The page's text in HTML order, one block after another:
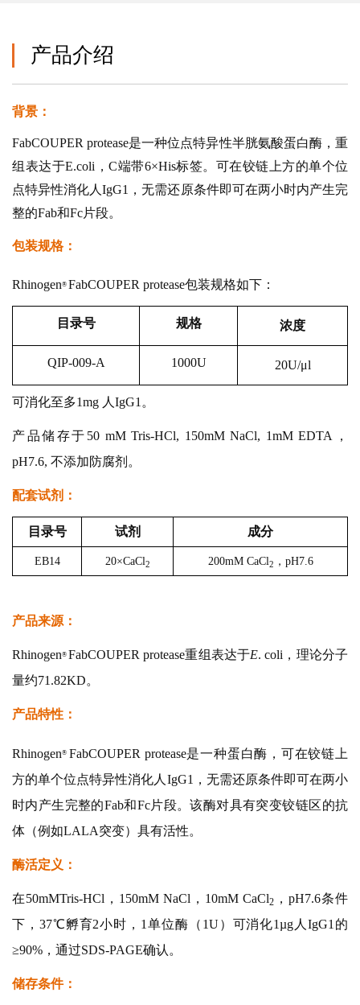
产品介绍
背景：
FabCOUPER protease是一种位点特异性半胱氨酸蛋白酶，重
组表达于E.coli，C端带6×His标签。可在铰链上方的单个位
点特异性消化人IgG1，无需还原条件即可在两小时内产生完
整的Fab和Fc片段。
包装规格：
Rhinogen® FabCOUPER protease包装规格如下：
目录号 规格 浓度
QIP-009-A 1000U 20U/μl
可消化至多1mg 人IgG1。
产品储存于50 mM Tris-HCl, 150mM NaCl, 1mM EDTA，
pH7.6, 不添加防腐剂。
配套试剂：
目录号 试剂 成分
EB14 20×CaCl2 200mM CaCl2 ，pH7.6
产品来源 ：
Rhinogen® FabCOUPER protease重组表达于E. coli，理论分子
量约71.82KD。
产品特性：
Rhinogen® FabCOUPER protease是一种蛋白酶，可在铰链上
方的单个位点特异性消化人IgG1，无需还原条件即可在两小
时内产生完整的Fab和Fc片段。该酶对具有突变铰链区的抗
体（例如LALA突变）具有活性。
酶活定义：
在50mMTris-HCl，150mM NaCl，10mM CaCl2 ，pH7.6条件
下，37℃孵育2小时，1单位酶（1U）可消化1µg人IgG1的
≥90%，通过SDS-PAGE确认。
储存条件：